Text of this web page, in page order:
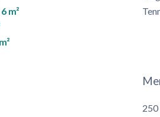
6 m²
250